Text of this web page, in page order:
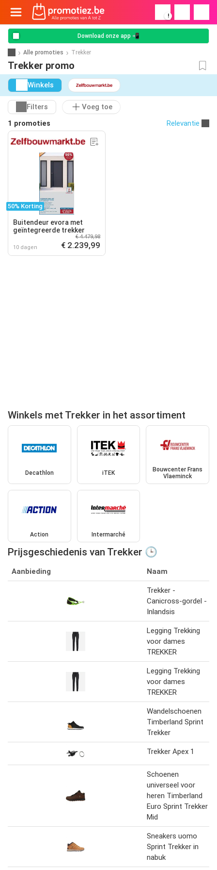
!
Download onze app 📲
Alle promoties Trekker
Trekker promo
Winkels
Filters
Voeg toe
1 promoties
Relevantie
50% Korting
Buitendeur evora met
geïntegreerde trekker
10 dagen
€ 4.479,98
€ 2.239,99
Winkels met Trekker in het assortiment
Decathlon iTEK
Bouwcenter Frans
Vlaeminck
Action Intermarché
Prijsgeschiedenis van Trekker 🕒
Aanbieding Naam
Trekker -
Canicross-gordel -
Inlandsis
Legging Trekking
voor dames
TREKKER
Legging Trekking
voor dames
TREKKER
Wandelschoenen
Timberland Sprint
Trekker
Trekker Apex 1
Schoenen
universeel voor
heren Timberland
Euro Sprint Trekker
Mid
Sneakers uomo
Sprint Trekker in
nabuk